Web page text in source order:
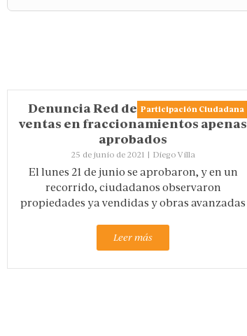
Participación Ciudadana
Denuncia Red de Vecinos obras y
ventas en fraccionamientos apenas
aprobados
25 de junio de 2021 | Diego Villa
El lunes 21 de junio se aprobaron, y en un
recorrido, ciudadanos observaron
propiedades ya vendidas y obras avanzadas
Leer más